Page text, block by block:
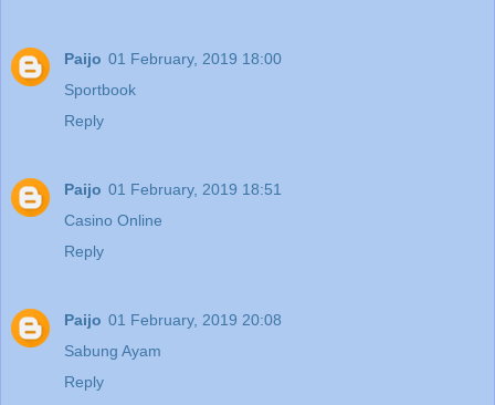
Paijo 01 February, 2019 18:00
Sportbook
Reply
Paijo 01 February, 2019 18:51
Casino Online
Reply
Paijo 01 February, 2019 20:08
Sabung Ayam
Reply